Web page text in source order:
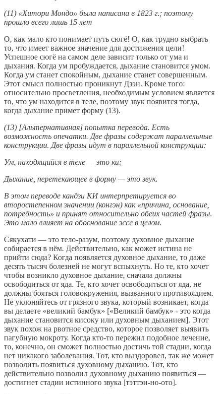
(11) «Хитори Мондо» была написана в 1823 г.; поэтому
прошло всего лишь 15 лет
О, как мало кто понимает путь сюгё! О, как трудно выбрать
то, что имеет важное значение для достижения цели!
Успешное сюгё на самом деле зависит только от ума и
дыхания. Когда ум пробуждается, дыхание становится умом.
Когда ум станет спокойным, дыхание станет совершенным.
Этот смысл полностью проникнут Дзэн. Кроме того:
относительно просветления, необходимым условием является
то, что ум находится в теле, поэтому звук появится тогда,
когда дыхание примет форму (13).
(13) [Альтернативная] попытка перевода. Есть
возможность опечатки. Две фразы содержат параллельные
конструкции. Две фразы идут в параллельной конструкции:
Ум, находящийся в теле — это ки;
Дыхание, перетекающее в форму — это звук.
В этом переводе кандзи КИ интерпретируется во
второстепенном значении (конгэн) как «причина, основание,
потребность» и принят относительно обеих частей фразы.
Это мало влияет на обоснование эссе в целом.
Сякухати — это тело-разум, поэтому духовное дыхание
собирается в нём. Действительно, как может истина не
прийти сюда? Когда появляется духовное дыхание, то даже
десять тысяч болезней не могут вспыхнуть. Но те, кто хочет
чтобы возникло духовное дыхание, сначала должны
освободиться от яда. Те, кто хочет освободиться от яда, не
должны бояться головокружения, вызванного противоядием.
Не уклоняйтесь от грязного звука, который возникает, когда
вы делаете «великий бамбук» [«Великий бамбук» - это когда
дыхание становится кисоку или духовным дыханием]. Этот
звук похож на рвотное средство, которое позволяет выявить
пагубную мокроту. Когда кто-то пережил подобное лечение,
то, конечно, он сможет полностью достичь той стадии, когда
нет никакого заболевания. Тот, кто выздоровел, так же может
позволить появиться духовному дыханию. Тот, кто
действительно позволил духовному дыханию появиться —
достигнет стадии истинного звука [тэттэи-но-ото].